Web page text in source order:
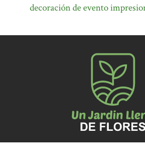
decoración de evento